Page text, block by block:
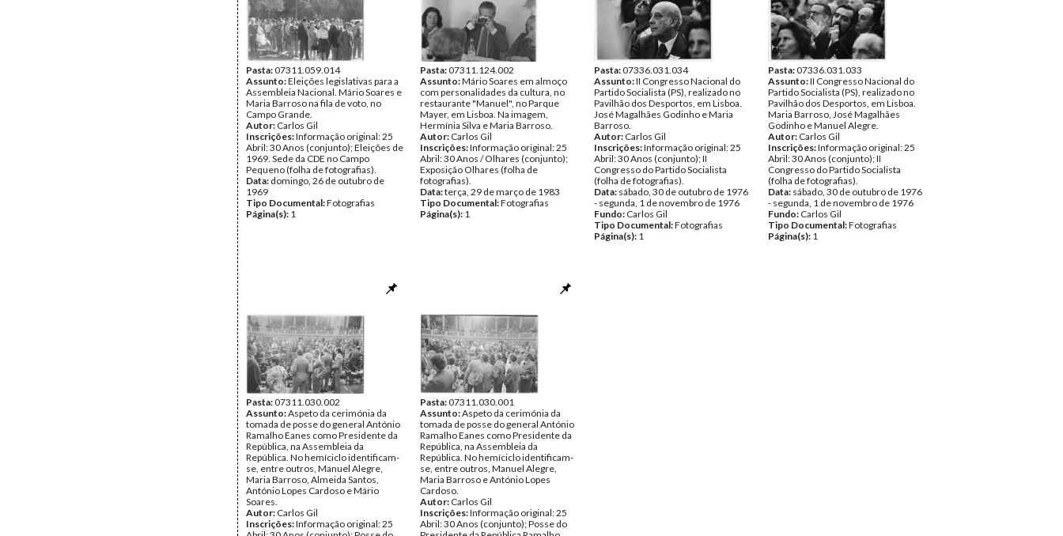
Pasta:07311.059.014
Assunto:Eleições legislativas para a
Assembleia Nacional. Mário Soares e
Maria Barroso na fila de voto, no
Campo Grande.
Autor: Carlos Gil
Inscrições:Informação original: 25
Abril: 30 Anos (conjunto); Eleições de
1969. Sede da CDE no Campo
Pequeno (folha de fotografias).
Data: domingo, 26 de outubro de
1969
Tipo Documental:Fotografias
Página(s): 1
Pasta:07311.124.002
Assunto:Mário Soares em almoço
com personalidades da cultura, no
restaurante "Manuel", no Parque
Mayer, em Lisboa. Na imagem,
Hermínia Silva e Maria Barroso.
Autor: Carlos Gil
Inscrições:Informação original: 25
Abril: 30 Anos / Olhares (conjunto);
Exposição Olhares (folha de
fotografias).
Data:terça, 29 de março de 1983
Tipo Documental:Fotografias
Página(s): 1
Pasta:07336.031.034
Assunto:II Congresso Nacional do
Partido Socialista (PS), realizado no
Pavilhão dos Desportos, em Lisboa.
José Magalhães Godinho e Maria
Barroso.
Autor: Carlos Gil
Inscrições:Informação original: 25
Abril: 30 Anos (conjunto); II
Congresso do Partido Socialista
(folha de fotografias).
Data: sábado, 30 de outubro de 1976
- segunda, 1 de novembro de 1976
Fundo: Carlos Gil
Tipo Documental:Fotografias
Página(s): 1
Pasta:07336.031.033
Assunto:II Congresso Nacional do
Partido Socialista (PS), realizado no
Pavilhão dos Desportos, em Lisboa.
Maria Barroso, José Magalhães
Godinho e Manuel Alegre.
Autor: Carlos Gil
Inscrições:Informação original: 25
Abril: 30 Anos (conjunto); II
Congresso do Partido Socialista
(folha de fotografias).
Data: sábado, 30 de outubro de 1976
- segunda, 1 de novembro de 1976
Fundo: Carlos Gil
Tipo Documental:Fotografias
Página(s): 1
Pasta:07311.030.002
Assunto:Aspeto da cerimónia da
tomada de posse do general António
Ramalho Eanes como Presidente da
República, na Assembleia da
República. No hemíciclo identificam-
se, entre outros, Manuel Alegre,
Maria Barroso, Almeida Santos,
António Lopes Cardoso e Mário
Soares.
Autor: Carlos Gil
Inscrições:Informação original: 25
Pasta:07311.030.001
Assunto:Aspeto da cerimónia da
tomada de posse do general António
Ramalho Eanes como Presidente da
República, na Assembleia da
República. No hemíciclo identificam-
se, entre outros, Manuel Alegre,
Maria Barroso e António Lopes
Cardoso.
Autor: Carlos Gil
Inscrições:Informação original: 25
Abril: 30 Anos (conjunto); Posse do